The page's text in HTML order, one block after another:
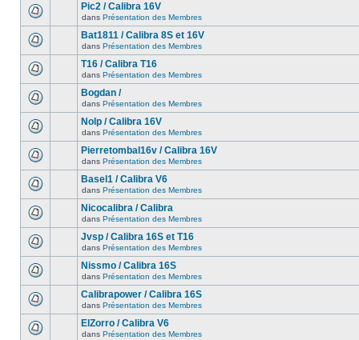
Pic2 / Calibra 16V
dans Présentation des Membres
Bat1811 / Calibra 8S et 16V
dans Présentation des Membres
T16 / Calibra T16
dans Présentation des Membres
Bogdan /
dans Présentation des Membres
Nolp / Calibra 16V
dans Présentation des Membres
Pierretombal16v / Calibra 16V
dans Présentation des Membres
Basel1 / Calibra V6
dans Présentation des Membres
Nicocalibra / Calibra
dans Présentation des Membres
Jvsp / Calibra 16S et T16
dans Présentation des Membres
Nissmo / Calibra 16S
dans Présentation des Membres
Calibrapower / Calibra 16S
dans Présentation des Membres
ElZorro / Calibra V6
dans Présentation des Membres